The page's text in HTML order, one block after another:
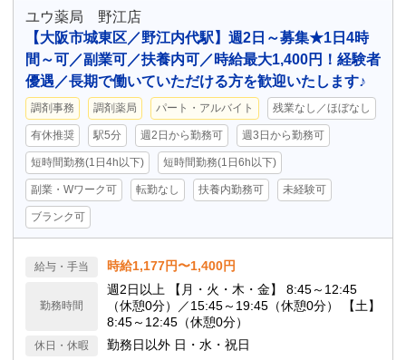
ユウ薬局 野江店
【大阪市城東区／野江内代駅】週2日～募集★1日4時
間～可／副業可／扶養内可／時給最大1,400円！経験者
優遇／長期で働いていただける方を歓迎いたします♪
調剤事務 調剤薬局 パート・アルバイト 残業なし／ほぼなし
有休推奨 駅5分 週2日から勤務可 週3日から勤務可
短時間勤務(1日4h以下) 短時間勤務(1日6h以下)
副業・Wワーク可 転勤なし 扶養内勤務可 未経験可
ブランク可
給与・手当 時給1,177円〜1,400円
勤務時間
週2日以上 【月・火・木・金】 8:45～12:45
（休憩0分）／15:45～19:45（休憩0分） 【土】
8:45～12:45（休憩0分）
休日・休暇 勤務日以外 日・水・祝日